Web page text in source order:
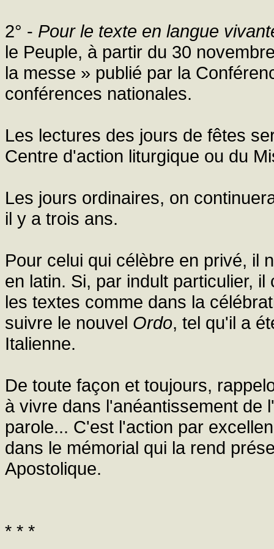
2° - Pour le texte en langue
le Peuple, à partir du 30
la messe » publié par la
conférences nationales.
Les lectures des jours de fêtes
Centre d'action liturgique ou du
Les jours ordinaires, on
il y a trois ans.
Pour celui qui célèbre en privé, il
en latin. Si, par indult particulier,
les textes comme dans la
suivre le nouvel Ordo, tel qu'il a
Italienne.
De toute façon et toujours,
à vivre dans l'anéantissement de
parole... C'est l'action par
dans le mémorial qui la rend
Apostolique.
* * *